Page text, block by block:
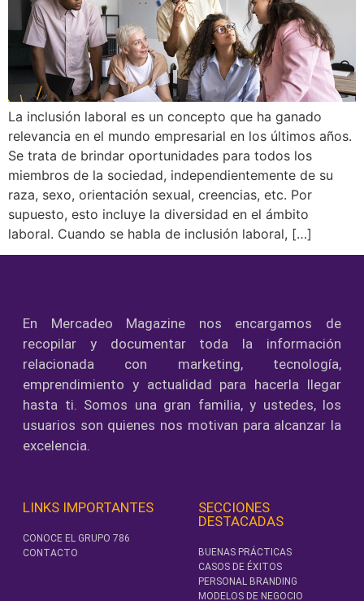
La inclusión laboral es un concepto que ha ganado
relevancia en el mundo empresarial en los últimos años.
Se trata de brindar oportunidades para todos los
miembros de la sociedad, independientemente de su
raza, sexo, orientación sexual, creencias, etc. Por
supuesto, esto incluye la diversidad en el ámbito
laboral. Cuando se habla de inclusión laboral, […]
En Mercadeo Magazine nos encargamos de
recopilar y documentar toda la información
relacionada con marketing, tecnología,
emprendimiento y actualidad para hacerla llegar
hasta ti. Somos una gran familia, y ustedes, los
usuarios son quienes nos motivan para alcanzar la
excelencia.
LINKS IMPORTANTES
CONOCE EL GRUPO 786
CONTACTO
SECCIONES
DESTACADAS
BUENAS PRÁCTICAS
CASOS DE ÉXITOS
PERSONAL BRANDING
MODELOS DE NEGOCIO